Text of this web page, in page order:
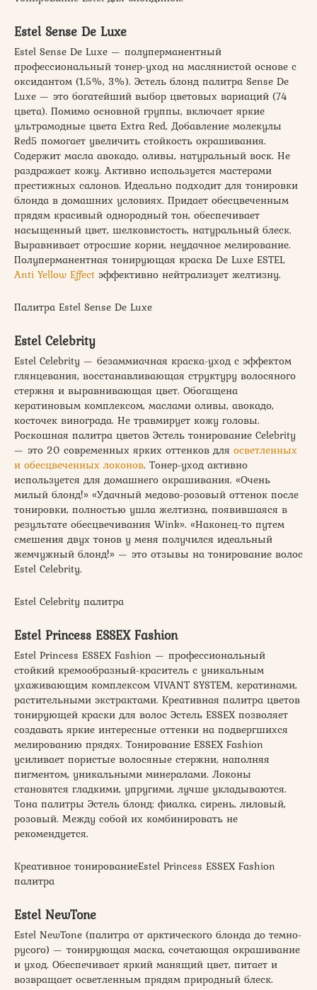
Estel Sense De Luxe
Estel Sense De Luxe — полуперманентный
профессиональный тонер-уход на маслянистой основе с
оксидантом (1,5%, 3%). Эстель блонд палитра Sense De
Luxe — это богатейший выбор цветовых вариаций (74
цвета). Помимо основной группы, включает яркие
ультрамодные цвета Extra Red, Добавление молекулы
Red5 помогает увеличить стойкость окрашивания.
Содержит масла авокадо, оливы, натуральный воск. Не
раздражает кожу. Активно используется мастерами
престижных салонов. Идеально подходит для тонировки
блонда в домашних условиях. Придает обесцвеченным
прядям красивый однородный тон, обеспечивает
насыщенный цвет, шелковистость, натуральный блеск.
Выравнивает отросшие корни, неудачное мелирование.
Полуперманентная тонирующая краска De Luxe ESTEL
Anti Yellow Effect эффективно нейтрализует желтизну.
Палитра Estel Sense De Luxe
Estel Celebrity
Estel Celebrity — безаммиачная краска-уход с эффектом
глянцевания, восстанавливающая структуру волосяного
стержня и выравнивающая цвет. Обогащена
кератиновым комплексом, маслами оливы, авокадо,
косточек винограда. Не травмирует кожу головы.
Роскошная палитра цветов Эстель тонирование Celebrity
— это 20 современных ярких оттенков для осветленных
и обесцвеченных локонов. Тонер-уход активно
используется для домашнего окрашивания. «Очень
милый блонд!» «Удачный медово-розовый оттенок после
тонировки, полностью ушла желтизна, появившаяся в
результате обесцвечивания Wink». «Наконец-то путем
смешения двух тонов у меня получился идеальный
жемчужный блонд!» — это отзывы на тонирование волос
Estel Celebrity.
Estel Celebrity палитра
Estel Princess ESSEX Fashion
Estel Princess ESSEX Fashion — профессиональный
стойкий кремообразный-краситель с уникальным
ухаживающим комплексом VIVANT SYSTEM, кератинами,
растительными экстрактами. Креативная палитра цветов
тонирующей краски для волос Эстель ESSEX позволяет
создавать яркие интересные оттенки на подвергшихся
мелированию прядях. Тонирование ESSEX Fashion
усиливает пористые волосяные стержни, наполняя
пигментом, уникальными минералами. Локоны
становятся гладкими, упругими, лучше укладываются.
Тона палитры Эстель блонд: фиалка, сирень, лиловый,
розовый. Между собой их комбинировать не
рекомендуется.
Креативное тонированиеEstel Princess ESSEX Fashion
палитра
Еstel NewTone
Еstel NewTone (палитра от арктического блонда до темно-
русого) — тонирующая маска, сочетающая окрашивание
и уход. Обеспечивает яркий манящий цвет, питает и
возвращает осветленным прядям природный блеск.